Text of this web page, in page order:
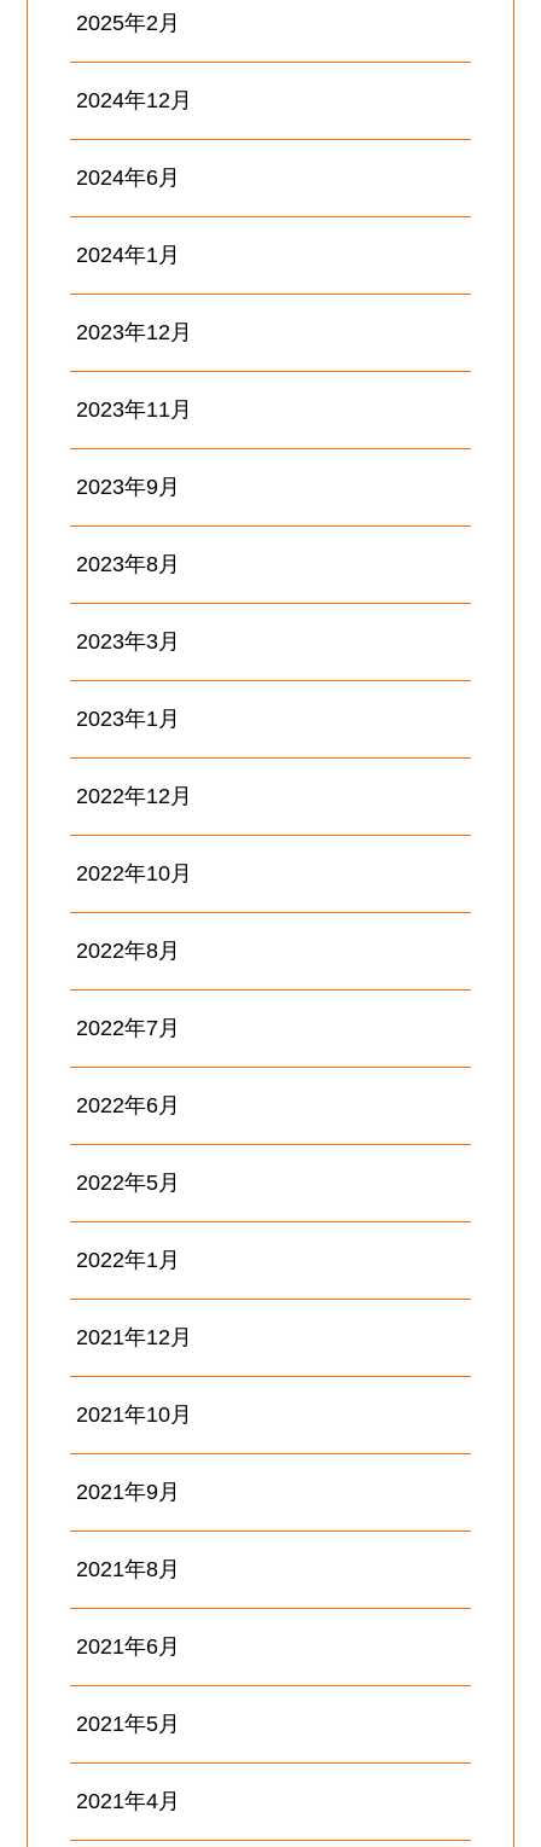
2025年2月
2024年12月
2024年6月
2024年1月
2023年12月
2023年11月
2023年9月
2023年8月
2023年3月
2023年1月
2022年12月
2022年10月
2022年8月
2022年7月
2022年6月
2022年5月
2022年1月
2021年12月
2021年10月
2021年9月
2021年8月
2021年6月
2021年5月
2021年4月